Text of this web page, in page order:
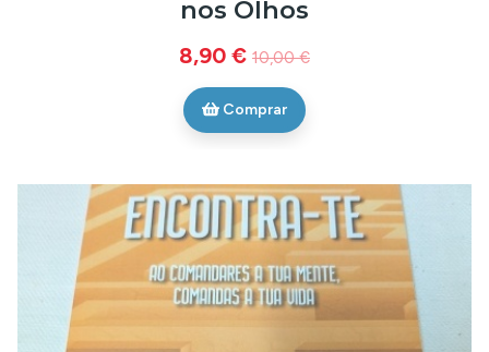
nos Olhos
8,90 € 10,00 €
Comprar